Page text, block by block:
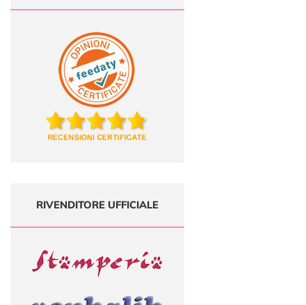
RIVENDITORE UFFICIALE